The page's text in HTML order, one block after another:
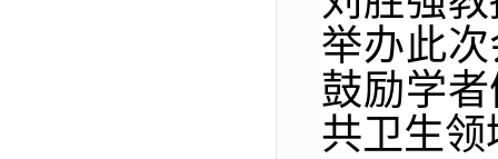
举办此
鼓励学
共卫生